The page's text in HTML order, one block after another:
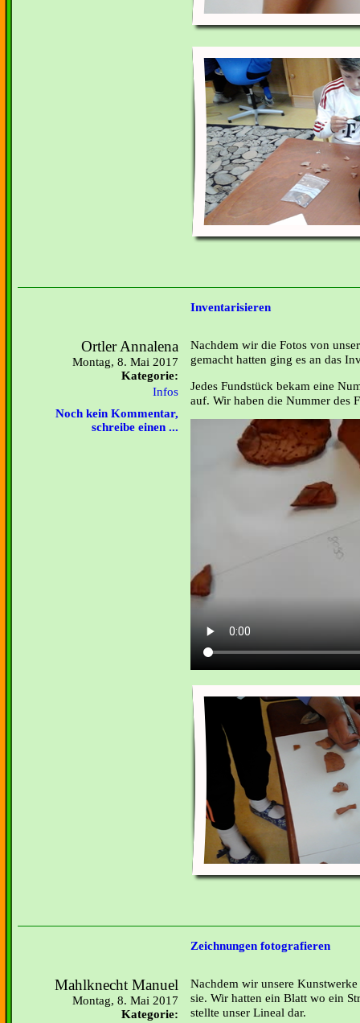
Inventarisieren
Ortler Annalena
Montag, 8. Mai 2017
Kategorie:
Infos
Noch kein Kommentar,
schreibe einen ...
Nachdem wir die Fotos von
gemacht hatten ging es an das
Jedes Fundstück bekam eine
auf. Wir haben die Nummer des
Zeichnungen fotografieren
Mahlknecht Manuel
Montag, 8. Mai 2017
Kategorie:
Nachdem wir unsere
sie. Wir hatten ein Blatt wo ein
stellte unser Lineal dar.